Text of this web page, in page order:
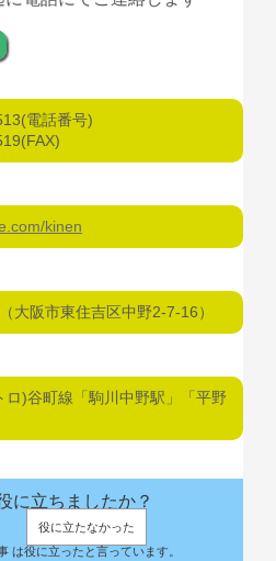
電話番号)
kinen
大阪市東住吉区中野2-7-16）
)谷町線「駒川中野駅」「平野
に立ちましたか？
役に立たなかった
は役に立ったと言っています。